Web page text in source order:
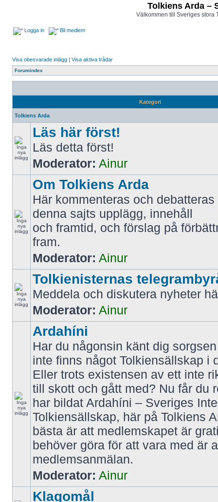
Tolkiens Arda –
Välkommen till Sveriges stora
Logga in Bli medlem
Visa obesvarade inlägg | Visa aktiva trådar
Forumindex
Kategori
Tolkiens Arda
Läs här först!
Läs detta först!
Moderator: Ainur
Om Tolkiens Arda
Här kommenteras och
denna sajts upplägg, innehåll
och framtid, och förslag på
fram.
Moderator: Ainur
Tolkienisternas
Meddela och diskutera nyheter
Moderator: Ainur
Ardahíni
Har du någonsin känt dig
inte finns något Tolkiensällskap i
Eller trots existensen av ett inte
till skott och gått med? Nu får du
har bildat Ardahíni – Sveriges
Tolkiensällskap, här på Tolkiens
bästa är att medlemskapet är
behöver göra för att vara med är
medlemsanmälan.
Moderator: Ainur
Klagomål